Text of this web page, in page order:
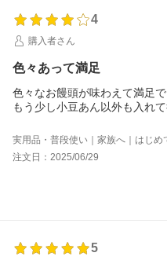
4
購入者さん
色々あって満足
色々なお饅頭が味わえて満足で
もう少し小豆あん以外も入れ
実用品・普段使い｜家族へ｜はじめ
注文日：2025/06/29
5